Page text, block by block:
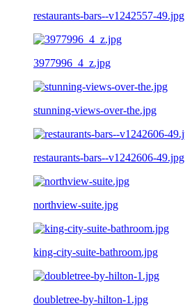
restaurants-bars--v1242557-49.jpg
3977996_4_z.jpg
stunning-views-over-the.jpg
restaurants-bars--v1242606-49.jpg
northview-suite.jpg
king-city-suite-bathroom.jpg
doubletree-by-hilton-1.jpg